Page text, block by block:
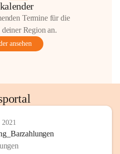
Termine für die
Region an.
ansehen
2021